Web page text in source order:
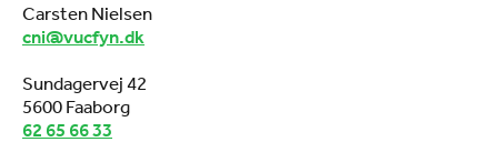
Carsten Nielsen
cni@vucfyn.dk
Sundagervej 42
5600 Faaborg
62 65 66 33